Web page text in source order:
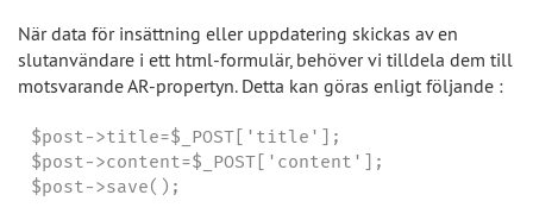
När data för insättning eller uppdatering skickas av en
slutanvändare i ett html-formulär, behöver vi tilldela dem till
motsvarande AR-propertyn. Detta kan göras enligt följande :
$post->title=$_POST['title'];
$post->content=$_POST['content'];
$post->save();